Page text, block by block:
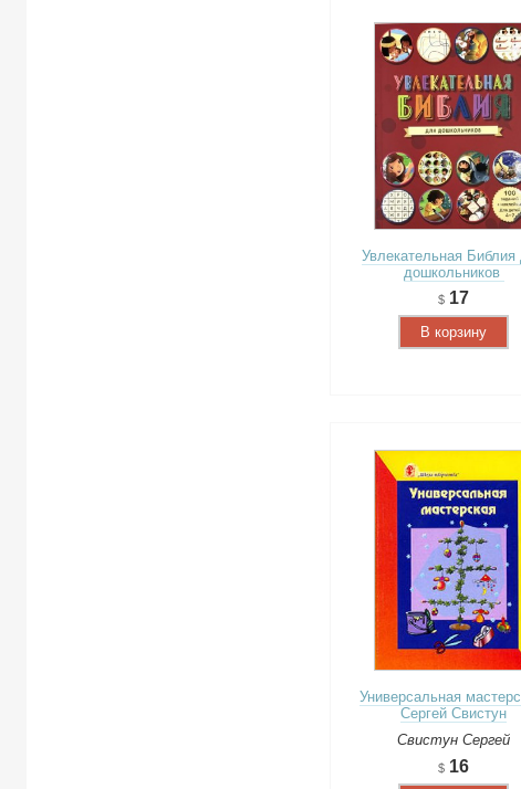
Увлекательная Библия
дошкольников
17
В корзину
Универсальная
Сергей Свистун
Свистун Сергей
16